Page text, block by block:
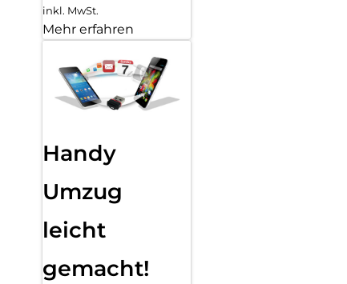
inkl. MwSt.
Mehr erfahren
Handy
Umzug
leicht
gemacht!